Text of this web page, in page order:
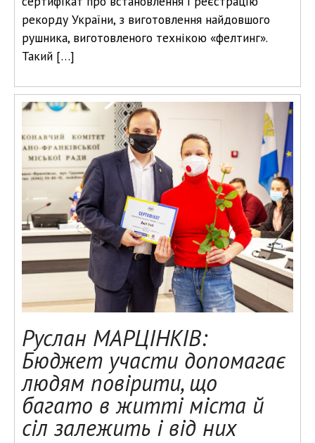
рекорду України, з виготовлення найдовшого
рушника, виготовленого технікою «фелтинг».
Такий […]
Руслан МАРЦІНКІВ:
Бюджет участи допомагає
людям повірити, що
багато в житті міста й
сіл залежить і від них